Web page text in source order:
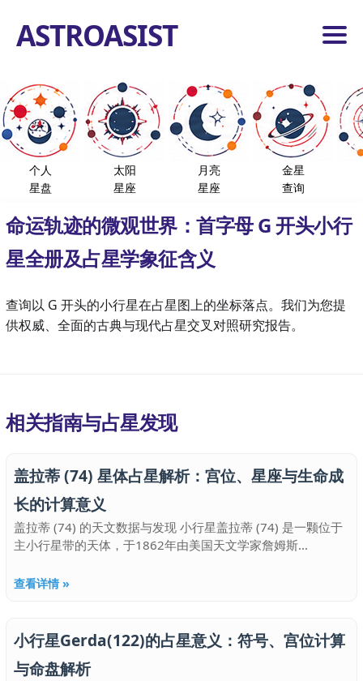
ASTROASIST
个人
星盘
太阳
星座
月亮
星座
金星
查询
命运轨迹的微观世界：首字母 G 开头小行
星全册及占星学象征含义
查询以 G 开头的小行星在占星图上的坐标落点。我们为您提
供权威、全面的古典与现代占星交叉对照研究报告。
相关指南与占星发现
盖拉蒂 (74) 星体占星解析：宫位、星座与生命成
长的计算意义
盖拉蒂 (74) 的天文数据与发现 小行星盖拉蒂 (74) 是一颗位于
主小行星带的天体，于1862年由美国天文学家詹姆斯...
查看详情 »
小行星Gerda(122)的占星意义：符号、宫位计算
与命盘解析